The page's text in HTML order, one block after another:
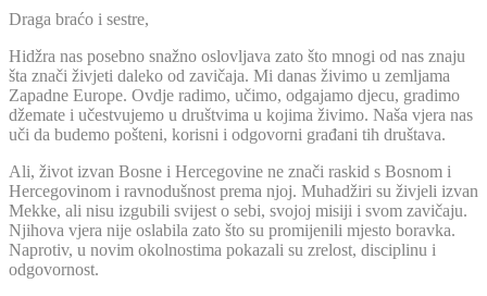
Draga braćo i sestre,
Hidžra nas posebno snažno oslovljava zato što mnogi od nas znaju
šta znači živjeti daleko od zavičaja. Mi danas živimo u zemljama
Zapadne Europe. Ovdje radimo, učimo, odgajamo djecu, gradimo
džemate i učestvujemo u društvima u kojima živimo. Naša vjera nas
uči da budemo pošteni, korisni i odgovorni građani tih društava.
Ali, život izvan Bosne i Hercegovine ne znači raskid s Bosnom i
Hercegovinom i ravnodušnost prema njoj. Muhadžiri su živjeli izvan
Mekke, ali nisu izgubili svijest o sebi, svojoj misiji i svom zavičaju.
Njihova vjera nije oslabila zato što su promijenili mjesto boravka.
Naprotiv, u novim okolnostima pokazali su zrelost, disciplinu i
odgovornost.